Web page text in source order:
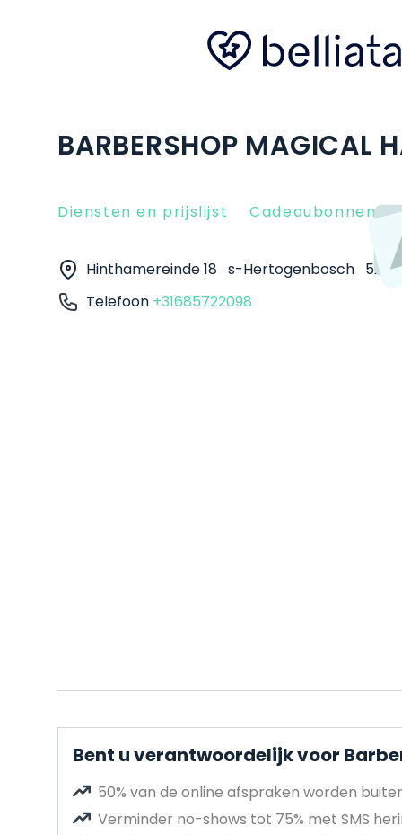
BARBERSHOP MAGICAL
Diensten en prijslijst Cadeaubonnen
Hinthamereinde 18 s-Hertogenbosch 5211
Telefoon +31685722098
Bent u verantwoordelijk voor
50% van de online afspraken worden
Verminder no-shows tot 75% met SMS